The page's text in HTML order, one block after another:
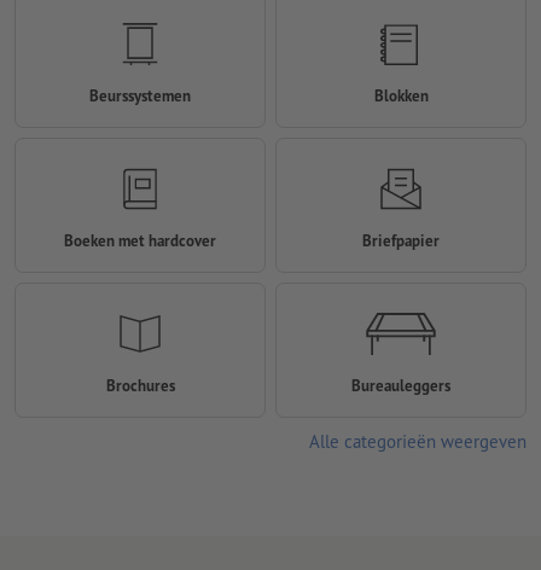
Beurssystemen Blokken
Boeken met hardcover Briefpapier
Brochures Bureauleggers
Alle categorieën weergeven